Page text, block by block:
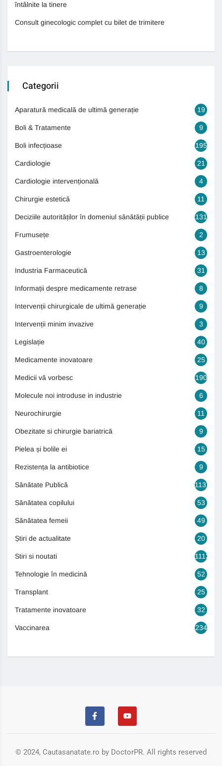
întâlnite la tinere
Consult ginecologic complet cu bilet de trimitere
Categorii
Aparatură medicală de ultimă generație 19
Boli & Tratamente 9
Boli infecțioase 195
Cardiologie 21
Cardiologie intervențională 4
Chirurgie estetică 11
Deciziile autorităților în domeniul sănătății publice 131
Frumusețe 2
Gastroenterologie 13
Industria Farmaceutică 31
Informații despre medicamente retrase 8
Intervenții chirurgicale de ultimă generație 9
Intervenții minim invazive 3
Legislație 40
Medicamente inovatoare 25
Medicii vă vorbesc 190
Molecule noi introduse in industrie 6
Neurochirurgie 11
Obezitate si chirurgie bariatrică 9
Pielea și bolile ei 15
Rezistența la antibiotice 9
Sănătate Publică 1131
Sănătatea copilului 53
Sănătatea femeii 49
Știri de actualitate 20
Stiri si noutati 1113
Tehnologie în medicină 52
Transplant 25
Tratamente inovatoare 32
Vaccinarea 234
© 2024, Cautasanatate.ro by DoctorPR. All rights reserved